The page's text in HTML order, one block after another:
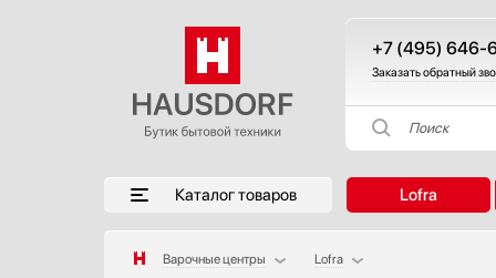
+7 (495) 646-
Заказать обратный
Поиск
Каталог товаров Lofra
Варочные центры Lofra